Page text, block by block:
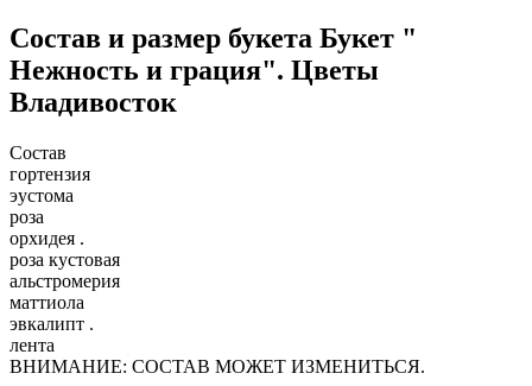
Состав и размер букета Букет "
Нежность и грация". Цветы
Владивосток
Состав
гортензия
эустома
роза
орхидея .
роза кустовая
альстромерия
маттиола
эвкалипт .
лента
ВНИМАНИЕ: СОСТАВ МОЖЕТ ИЗМЕНИТЬСЯ.